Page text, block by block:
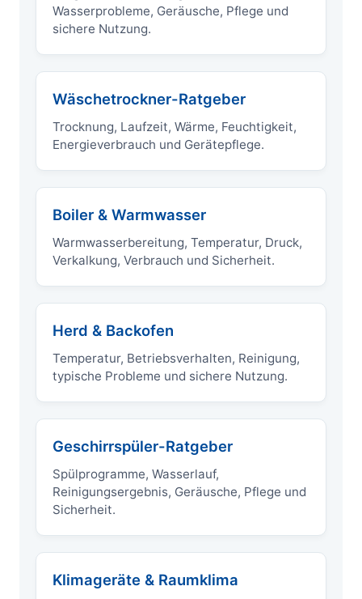
Wasserprobleme, Geräusche, Pflege und
sichere Nutzung.
Wäschetrockner-Ratgeber
Trocknung, Laufzeit, Wärme, Feuchtigkeit,
Energieverbrauch und Gerätepflege.
Boiler & Warmwasser
Warmwasserbereitung, Temperatur, Druck,
Verkalkung, Verbrauch und Sicherheit.
Herd & Backofen
Temperatur, Betriebsverhalten, Reinigung,
typische Probleme und sichere Nutzung.
Geschirrspüler-Ratgeber
Spülprogramme, Wasserlauf,
Reinigungsergebnis, Geräusche, Pflege und
Sicherheit.
Klimageräte & Raumklima